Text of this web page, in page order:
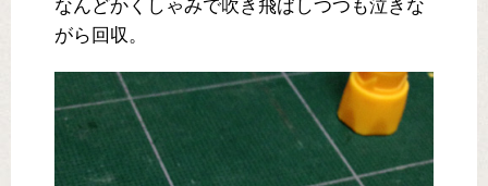
なんどかくしゃみで吹き飛ばしつつも泣きな
がら回収。